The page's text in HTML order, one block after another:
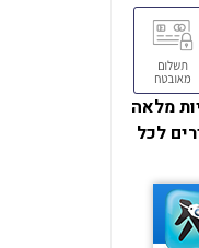
מלאה
לכל